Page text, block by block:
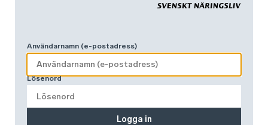
Användarnamn (e-postadress)
Lösenord
Logga in